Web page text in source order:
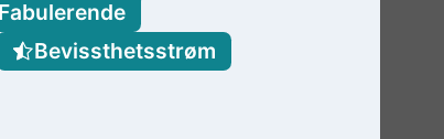
Fabulerende
Bevissthetsstrøm